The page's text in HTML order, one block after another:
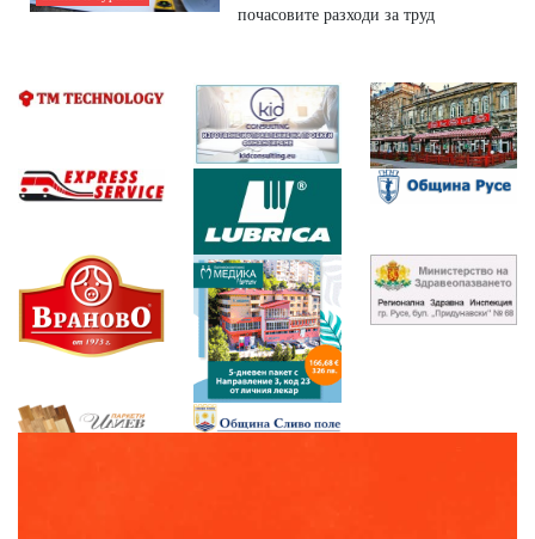
почасовите разходи за труд